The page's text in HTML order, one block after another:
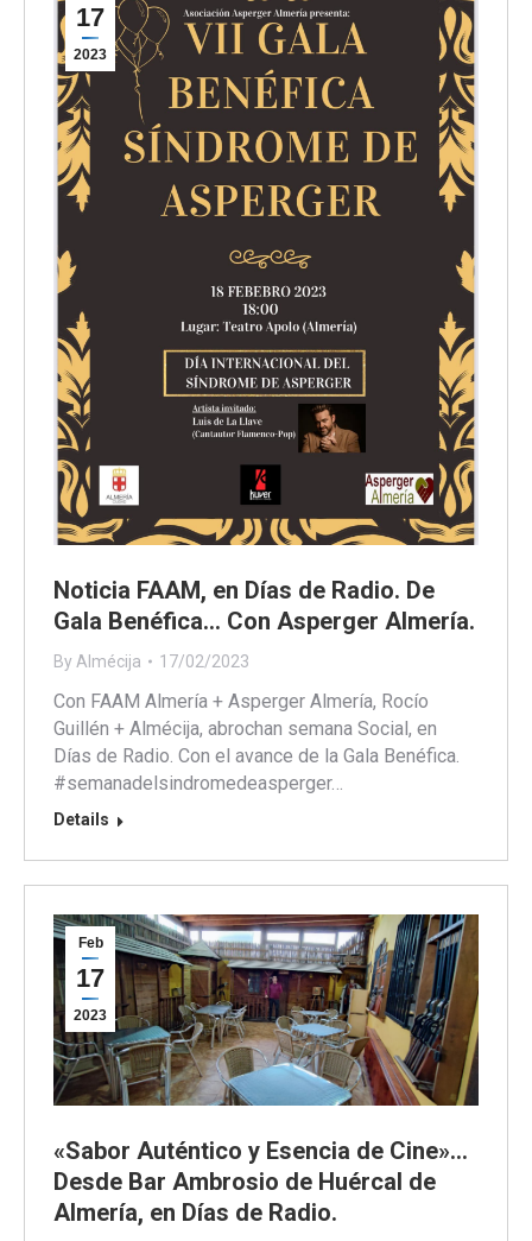
17
2023
Noticia FAAM, en Días de Radio. De
Gala Benéfica… Con Asperger Almería.
By Almécija 17/02/2023
Con FAAM Almería + Asperger Almería, Rocío
Guillén + Almécija, abrochan semana Social, en
Días de Radio. Con el avance de la Gala Benéfica.
#semanadelsindromedeasperger…
Details
Feb
17
2023
«Sabor Auténtico y Esencia de Cine»…
Desde Bar Ambrosio de Huércal de
Almería, en Días de Radio.